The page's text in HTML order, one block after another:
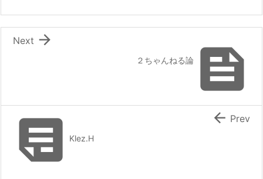

２ちゃんねる論

Next
Klez.H
 Prev